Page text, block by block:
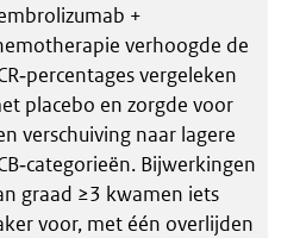
+
verhoogde de
vergeleken
placebo en zorgde voor
verschuiving naar lagere
Bijwerkingen
graad ≥3 kwamen iets
voor, met één overlijden